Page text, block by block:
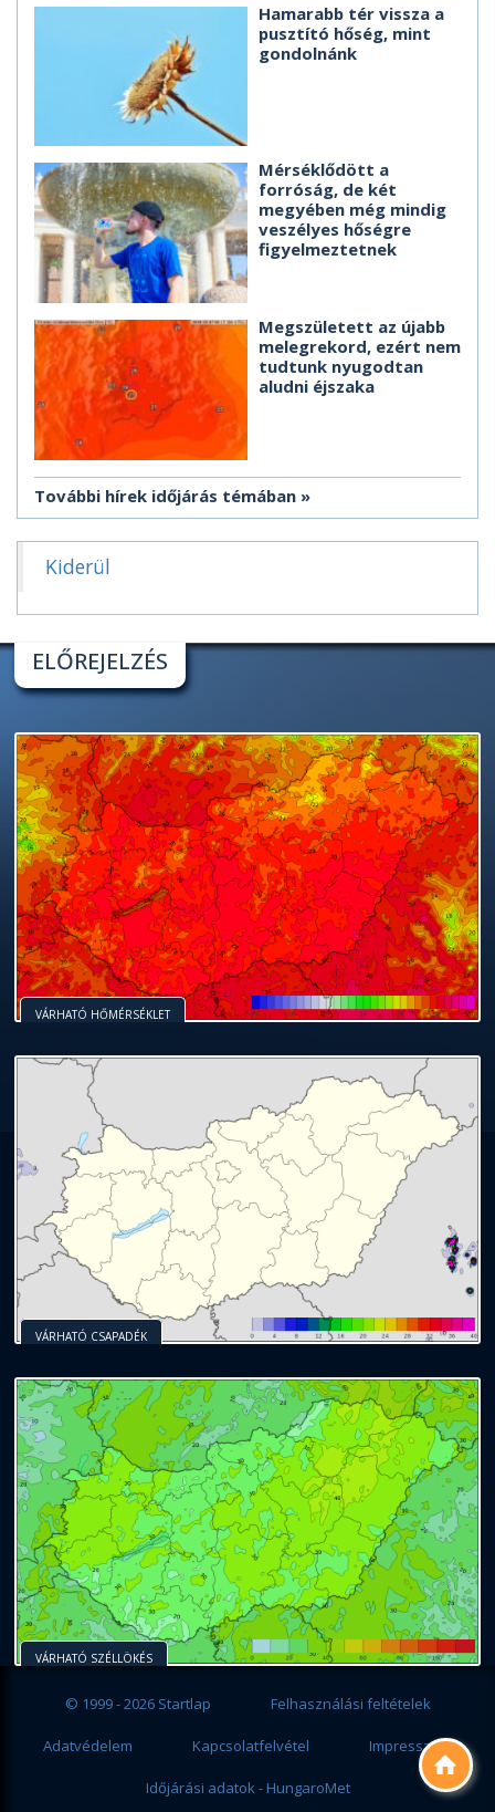

Hamarabb tér vissza a
pusztító hőség, mint
gondolnánk
Mérséklődött a
forróság, de két
megyében még mindig
veszélyes hőségre
figyelmeztetnek
Megszületett az újabb
melegrekord, ezért nem
tudtunk nyugodtan
aludni éjszaka
További hírek időjárás témában
Kiderül
ELŐREJELZÉS
VÁRHATÓ HŐMÉRSÉKLET
VÁRHATÓ CSAPADÉK
VÁRHATÓ SZÉLLÖKÉS
© 1999 - 2026 Startlap Felhasználási feltételek
Adatvédelem Kapcsolatfelvétel Impresszum
Időjárási adatok - HungaroMet